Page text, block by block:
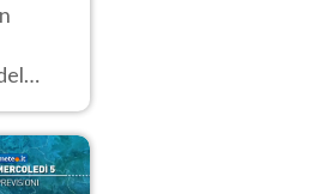
fino